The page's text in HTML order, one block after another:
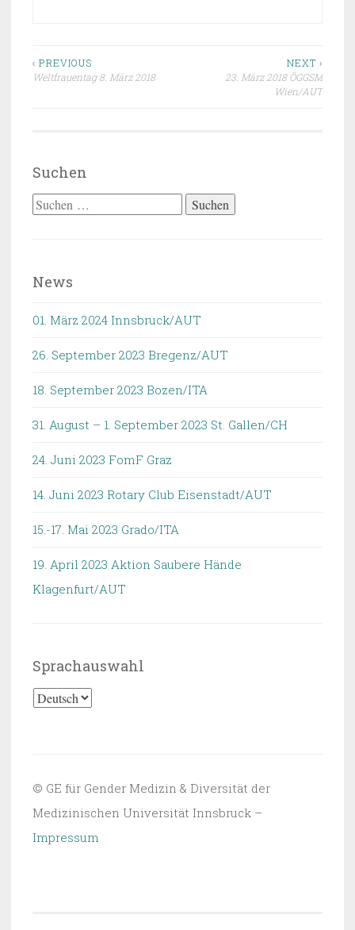
Beitragsnavigation
‹ PREVIOUS
Weltfrauentag 8. März 2018
NEXT ›
23. März 2018 ÖGGSM
Wien/AUT
Suchen
Suchen
News
01. März 2024 Innsbruck/AUT
26. September 2023 Bregenz/AUT
18. September 2023 Bozen/ITA
31. August – 1. September 2023 St. Gallen/CH
24. Juni 2023 FomF Graz
14. Juni 2023 Rotary Club Eisenstadt/AUT
15.-17. Mai 2023 Grado/ITA
19. April 2023 Aktion Saubere Hände
Klagenfurt/AUT
Sprachauswahl
Sprachauswahl
© GE für Gender Medizin & Diversität der
Medizinischen Universität Innsbruck –
Impressum